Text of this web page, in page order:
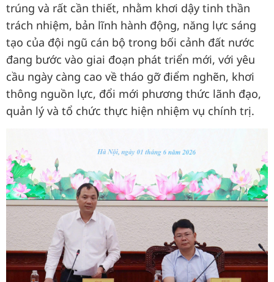
trúng và rất cần thiết, nhằm khơi dậy tinh thần
trách nhiệm, bản lĩnh hành động, năng lực sáng
tạo của đội ngũ cán bộ trong bối cảnh đất nước
đang bước vào giai đoạn phát triển mới, với yêu
cầu ngày càng cao về tháo gỡ điểm nghẽn, khơi
thông nguồn lực, đổi mới phương thức lãnh đạo,
quản lý và tổ chức thực hiện nhiệm vụ chính trị.